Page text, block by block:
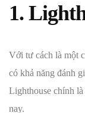
1.
Với tư cách là một
có khả năng đánh
Lighthouse chính
nay.